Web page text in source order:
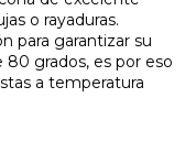
o rayaduras.
para garantizar su
grados, es por eso
a temperatura